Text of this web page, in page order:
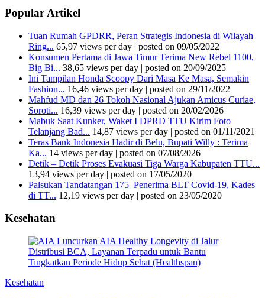
Popular Artikel
Tuan Rumah GPDRR, Peran Strategis Indonesia di Wilayah
Ring... 65,97 views per day | posted on 09/05/2022
Konsumen Pertama di Jawa Timur Terima New Rebel 1100,
Big Bi... 38,65 views per day | posted on 20/09/2025
Ini Tampilan Honda Scoopy Dari Masa Ke Masa, Semakin
Fashion... 16,46 views per day | posted on 29/11/2022
Mahfud MD dan 26 Tokoh Nasional Ajukan Amicus Curiae,
Soroti... 16,39 views per day | posted on 20/02/2026
Mabuk Saat Kunker, Waket I DPRD TTU Kirim Foto
Telanjang Bad... 14,87 views per day | posted on 01/11/2021
Teras Bank Indonesia Hadir di Belu, Bupati Willy : Terima
Ka... 14 views per day | posted on 07/08/2026
Detik – Detik Proses Evakuasi Tiga Warga Kabupaten TTU...
13,94 views per day | posted on 17/05/2020
Palsukan Tandatangan 175 Penerima BLT Covid-19, Kades
di TT... 12,19 views per day | posted on 23/05/2020
Kesehatan
Kesehatan